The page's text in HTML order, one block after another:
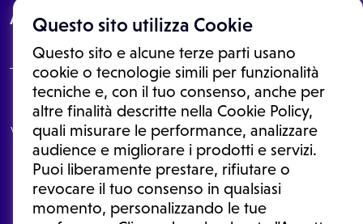
Questo sito utilizza Cookie
Questo sito e alcune terze parti usano
cookie o tecnologie simili per funzionalità
tecniche e, con il tuo consenso, anche per
altre finalità descritte nella Cookie Policy,
quali misurare le performance, analizzare
audience e migliorare i prodotti e servizi.
Puoi liberamente prestare, rifiutare o
revocare il tuo consenso in qualsiasi
momento, personalizzando le tue
About
Le informazioni proposte in questo sito non sono un consulto medico.
In nessun caso, queste informazioni sostituiscono un consulto, una
visita o una diagnosi formulata dal medico. Non si devono considerare
le informazioni disponibili come suggerimenti per la formulazione di
una diagnosi, la determinazione di un trattamento o l'assunzione o
sospensione di un farmaco senza prima consultare un medico di
medicina generale o uno specialista.
Condizioni di utilizzo|Privacy Policy |Gestione cookie